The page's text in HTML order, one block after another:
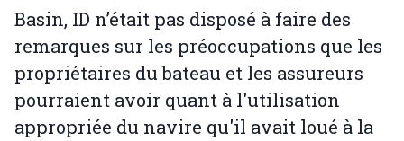
Basin, ID n’était pas disposé à faire des
remarques sur les préoccupations que les
propriétaires du bateau et les assureurs
pourraient avoir quant à l'utilisation
appropriée du navire qu'il avait loué à la